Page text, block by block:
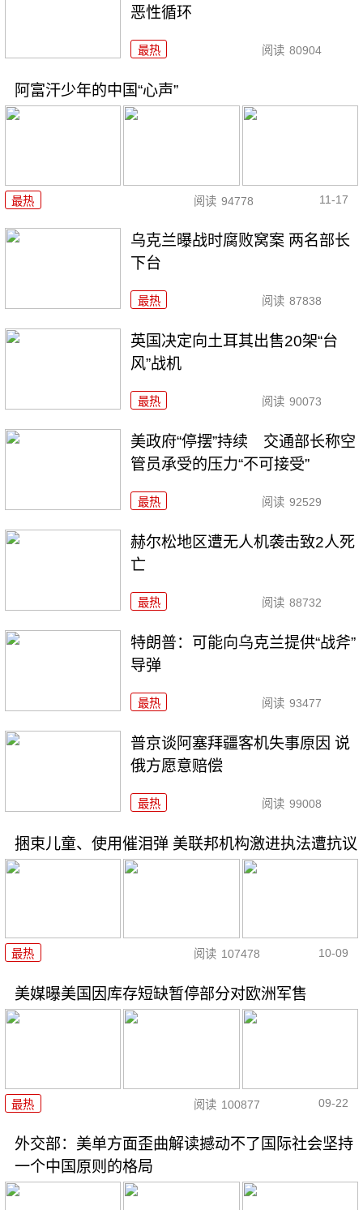
恶性循环
最热 阅读 80904
阿富汗少年的中国“心声”
最热 阅读 94778 11-17
乌克兰曝战时腐败窝案 两名部长
下台
最热 阅读 87838
英国决定向土耳其出售20架“台
风”战机
最热 阅读 90073
美政府“停摆”持续 交通部长称空
管员承受的压力“不可接受”
最热 阅读 92529
赫尔松地区遭无人机袭击致2人死
亡
最热 阅读 88732
特朗普：可能向乌克兰提供“战斧”
导弹
最热 阅读 93477
普京谈阿塞拜疆客机失事原因 说
俄方愿意赔偿
最热 阅读 99008
捆束儿童、使用催泪弹 美联邦机构激进执法遭抗议
最热 阅读 107478 10-09
美媒曝美国因库存短缺暂停部分对欧洲军售
最热 阅读 100877 09-22
外交部：美单方面歪曲解读撼动不了国际社会坚持
一个中国原则的格局